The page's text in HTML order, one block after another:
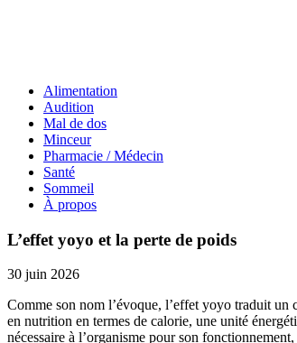
Alimentation
Audition
Mal de dos
Minceur
Pharmacie / Médecin
Santé
Sommeil
À propos
L’effet yoyo et la perte de poids
30 juin 2026
Comme son nom l’évoque, l’effet yoyo traduit un
en nutrition en termes de calorie, une unité
nécessaire à l’organisme pour son